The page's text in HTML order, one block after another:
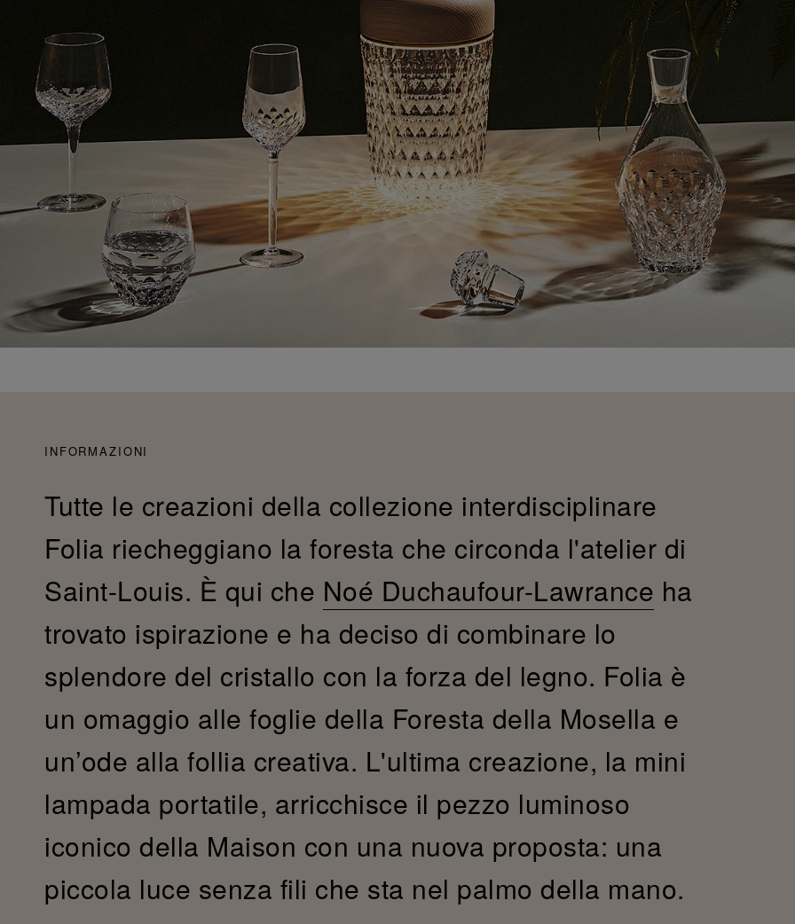
INFORMAZIONI
Tutte le creazioni della collezione interdisciplinare
Folia riecheggiano la foresta che circonda l'atelier di
Saint-Louis. È qui che Noé Duchaufour-Lawrance ha
trovato ispirazione e ha deciso di combinare lo
splendore del cristallo con la forza del legno. Folia è
un omaggio alle foglie della Foresta della Mosella e
un’ode alla follia creativa. L'ultima creazione, la mini
lampada portatile, arricchisce il pezzo luminoso
iconico della Maison con una nuova proposta: una
piccola luce senza fili che sta nel palmo della mano.